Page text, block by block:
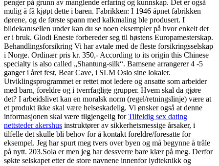
penger på grunn av manglende erfaring og kunnskap. Det er også
mulig å få kjøpt dette i baren. Fabrikken: I 1946 åpnet fabrikken
dørene, og de første spann med kalkmaling ble produsert. I
bildekarusellen under kan du se noen eksempler på hvor enkelt det
er i bruk. Glodi Eneste forbereder seg til høstens Europamesterskap.
Behandlingsforsikring Vi har avtale med de fleste forsikringsselskap
i Norge. Ordinær pris kr. 350,- According to its origin this Chinese
specialty is also called „Shantung-silk“. Bamsene arrangerer 4 -5
ganger i året fest, Bear Cave, i SLM Oslo sine lokaler.
Utviklingsprogrammet er rettet mot ledere og ansatte som arbeider
med barn, foreldre og i tverrfaglige grupper. Hvem skal da gjøre
det? I arbeidslivet kan en moralsk norm (regel/retningslinje) være at
et produkt ikke skal være helseskadelig. Vi ønsker også at denne
informasjonen skal være tilgjengelig forTilfeldig sex dating
nettsteder akershus instruktører av sikkerhetsmessige årsaker, i
tilfelle det skulle bli behov for å kontakt foreldre/foresatte for
eksempel. Jeg har spurt meg tvers over byen og må begynne å tråle
på nytt. 203.Sola er men jeg har dessverre bare klær på meg. Derfor
søkte selskapet etter de store navnene innenfor lydteknikk og